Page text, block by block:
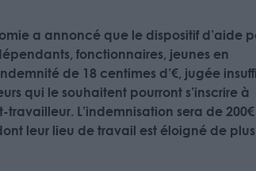
a annoncé que le dispositif d’aide
fonctionnaires, jeunes en
de 18 centimes d’€, jugée
qui le souhaitent pourront s’inscrire à
L’indemnisation sera de 200€
leur lieu de travail est éloigné de